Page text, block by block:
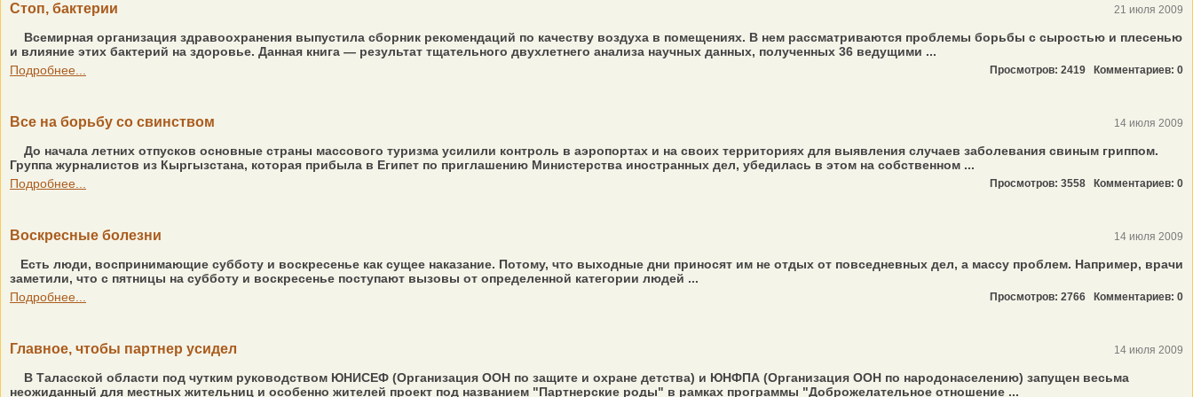
Стоп, бактерии 21 июля 2009
Всемирная организация здравоохранения выпустила сборник рекомендаций по качеству воздуха в помещениях. В нем рассматриваются проблемы борьбы с сыростью и плесенью
и влияние этих бактерий на здоровье. Данная книга — результат тщательного двухлетнего анализа научных данных, полученных 36 ведущими ...
Подробнее...
Просмотров: 2419 Комментариев: 0
Все на борьбу со свинством 14 июля 2009
До начала летних отпусков основные страны массового туризма усилили контроль в аэропортах и на своих территориях для выявления случаев заболевания свиным гриппом.
Группа журналистов из Кыргызстана, которая прибыла в Египет по приглашению Министерства иностранных дел, убедилась в этом на собственном ...
Подробнее...
Просмотров: 3558 Комментариев: 0
Воскресные болезни 14 июля 2009
Есть люди, воспринимающие субботу и воскресенье как сущее наказание. Потому, что выходные дни приносят им не отдых от повседневных дел, а массу проблем. Например, врачи
заметили, что с пятницы на субботу и воскресенье поступают вызовы от определенной категории людей ...
Подробнее...
Просмотров: 2766 Комментариев: 0
Главное, чтобы партнер усидел 14 июля 2009
В Таласской области под чутким руководством ЮНИСЕФ (Организация ООН по защите и охране детства) и ЮНФПА (Организация ООН по народонаселению) запущен весьма
неожиданный для местных жительниц и особенно жителей проект под названием "Партнерские роды" в рамках программы "Доброжелательное отношение ...